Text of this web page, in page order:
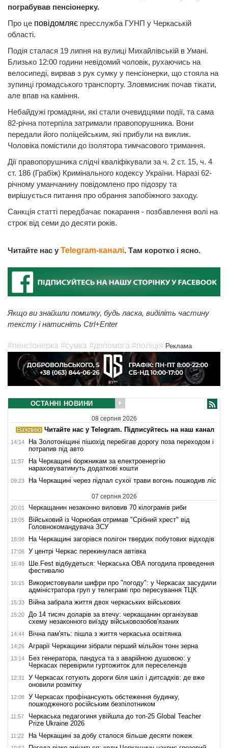
пограбував пенсіонерку.
Про це повідомляє пресслужба ГУНП у Черкаській
області.
Подія сталася 19 липня на вулиці Михайлівській в Умані.
Близько 12:00 години невідомий чоловік, рухаючись на
велосипеді, вирвав з рук сумку у пенсіонерки, що стояла на
зупинці громадського транспорту. Зловмисник почав тікати,
але впав на каміння.
Небайдужі громадяни, які стали очевидцями події, та сама
82-річна потерпіла затримали правопорушника. Вони
передали його поліцейським, які прибули на виклик.
Чоловіка помістили до ізолятора тимчасового тримання.
Дії правопорушника слідчі кваліфікували за ч. 2 ст. 15, ч. 4
ст. 186 (Грабіж) Кримінального кодексу України. Наразі 62-
річному уманчанину повідомлено про підозру та
вирішується питання про обрання запобіжного заходу.
Санкція статті передбачає покарання - позбавлення волі на
строк від семи до десяти років.
Читайте нас у Telegram-каналі. Там коротко і ясно.
Якщо ви знайшли помилку, будь ласка, виділіть частину
тексту і натисніть Ctrl+Enter
#пенсіонерка #сумка #допомога #поліція Реклама
ОСТАННІ НОВИНИ
08 серпня 2026
Читайте нас у Telegram. Підписуйтесь на наш канал
14:14
На Золотоніщині пішохід перебігав дорогу поза переходом і
потрапив під авто
11:37
На Черкащині боржникам за електроенергію
нараховуватимуть додаткові кошти
09:23 На Черкащині через підпал сухої трави вогонь пошкодив ліс
07 серпня 2026
20:01 Черкащанин незаконно виловив 70 кілограмів риби
19:05
Військовий із Чорнобая отримав "Срібний хрест" від
Головнокомандувача ЗСУ
18:08 На Черкащині загорівся полігон твердих побутових відходів
17:06 У центрі Черкас перекинулася автівка
16:49
Ше.Fest відбудеться: Черкаська ОВА погодила проведення
фестивалю
16:15
Використовували шифри про "погоду": у Черкасах засудили
адміністратора груп у телеграмі про пересування ТЦК
15:33 Війна забрала життя двох черкаських військових
15:20
До 14 тисяч доларів за втечу: черкащанин організував
схему незаконного виїзду військовозобов'язаних
14:44 Вічна пам'ять: пішла з життя черкаська освітянка
14:26 Аграрії Черкащини зібрали перший мільйон тонн зерна
13:14
Без генератора, пандуса та з аварійною душовою: у
Черкасах перевірили гуртожиток для переселенців
12:31
У Черкасах готують дороги біля шкіл і дитсадків: де вже
оновили розмітку
12:08
У Черкасах профінансують обстеження будинку,
пошкодженого російським безпілотником
11:57
Черкаська педагогиня увійшла до топ-25 Global Teacher
Prize Ukraine 2026
11:22 На Черкащині за добу сталося більше десяти пожеж